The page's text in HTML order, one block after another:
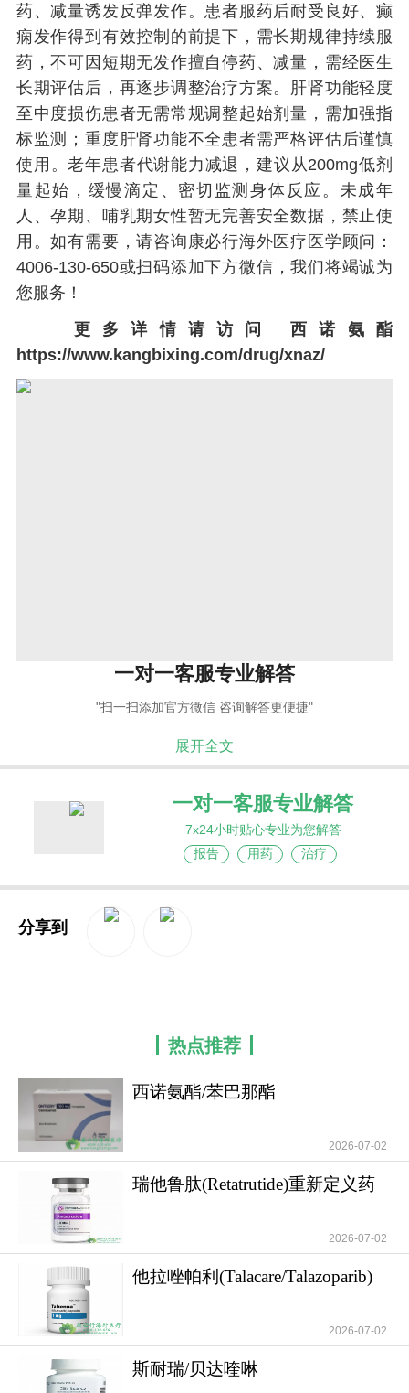
药、减量诱发反弹发作。患者服药后耐受良好、癫
痫发作得到有效控制的前提下，需长期规律持续服
药，不可因短期无发作擅自停药、减量，需经医生
长期评估后，再逐步调整治疗方案。肝肾功能轻度
至中度损伤患者无需常规调整起始剂量，需加强指
标监测；重度肝肾功能不全患者需严格评估后谨慎
使用。老年患者代谢能力减退，建议从200mg低剂
量起始，缓慢滴定、密切监测身体反应。未成年
人、孕期、哺乳期女性暂无完善安全数据，禁止使
用。如有需要，请咨询康必行海外医疗医学顾问：
4006-130-650或扫码添加下方微信，我们将竭诚为
您服务！
更多详情请访问西诺氨酯
https://www.kangbixing.com/drug/xnaz/
一对一客服专业解答
"扫一扫添加官方微信 咨询解答更便捷"
展开全文
一对一客服专业解答
7x24小时贴心专业为您解答
报告
用药 治疗
分享到
热点推荐
西诺氨酯/苯巴那酯
2026-07-02
瑞他鲁肽(Retatrutide)重新定义药
2026-07-02
他拉唑帕利(Talacare/Talazoparib)
2026-07-02
斯耐瑞/贝达喹啉